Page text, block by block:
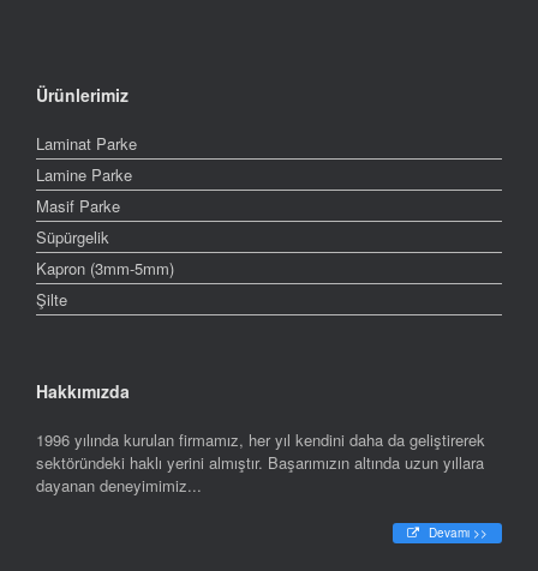
Ürünlerimiz
Laminat Parke
Lamine Parke
Masif Parke
Süpürgelik
Kapron (3mm-5mm)
Şilte
Hakkımızda
1996 yılında kurulan firmamız, her yıl kendini daha da geliştirerek
sektöründeki haklı yerini almıştır. Başarımızın altında uzun yıllara
dayanan deneyimimiz...
Devamı >>